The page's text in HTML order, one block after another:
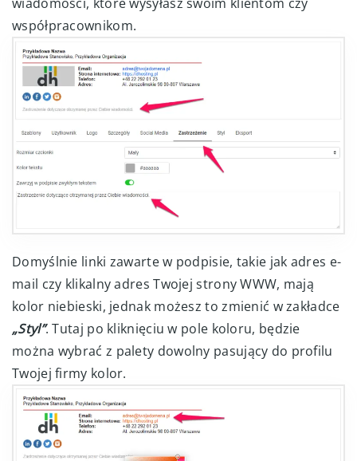
współpracownikom.
Domyślnie linki zawarte w podpisie, takie jak adres e-
mail czy klikalny adres Twojej strony WWW, mają
kolor niebieski, jednak możesz to zmienić w zakładce
„Styl”. Tutaj po kliknięciu w pole koloru, będzie
można wybrać z palety dowolny pasujący do profilu
Twojej firmy kolor.